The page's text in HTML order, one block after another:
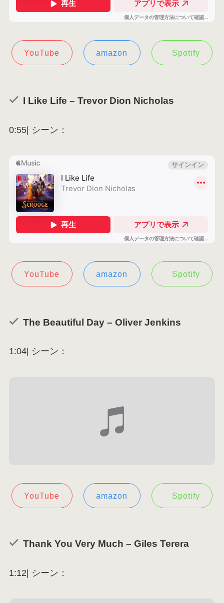
YouTube amazon Spotify
I Like Life – Trevor Dion Nicholas
0:55| シーン：
YouTube amazon Spotify
The Beautiful Day – Oliver Jenkins
1:04| シーン：
YouTube amazon Spotify
Thank You Very Much – Giles Terera
1:12| シーン：